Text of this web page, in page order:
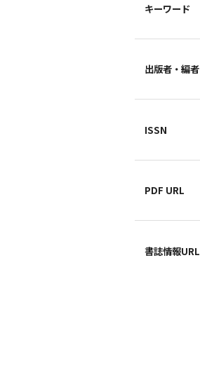
キーワード
出版者・編者
ISSN
PDF URL
書誌情報URL